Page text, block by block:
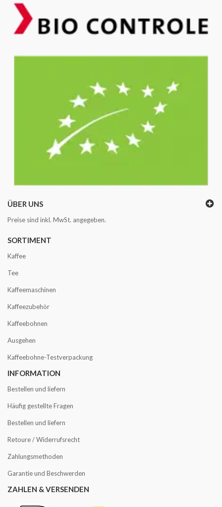
ÜBER UNS
Preise sind inkl. MwSt. angegeben.
SORTIMENT
Kaffee
Tee
Kaffeemaschinen
Kaffeezubehör
Kaffeebohnen
Ausgehen
Kaffeebohne-Testverpackung
INFORMATION
Bestellen und liefern
Häufig gestellte Fragen
Bestellen und liefern
Retoure / Widerrufsrecht
Zahlungsmethoden
Garantie und Beschwerden
ZAHLEN & VERSENDEN